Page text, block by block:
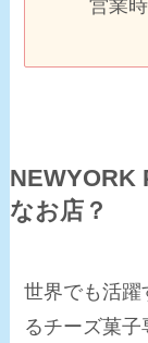
営業
NEWYORK
なお店？
世界でも活躍
るチーズ菓子